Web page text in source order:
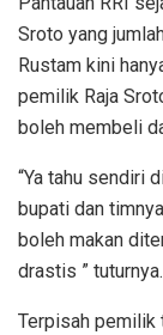
Sroto yang
Rustam kini
pemilik Raja
boleh membeli
“Ya tahu sendiri
bupati dan
boleh makan
drastis ” tuturnya.
Terpisah pemilik